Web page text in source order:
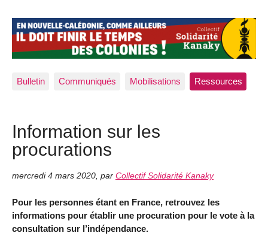
Bulletin Communiqués Mobilisations Ressources
Information sur les
procurations
mercredi 4 mars 2020, par Collectif Solidarité Kanaky
Pour les personnes étant en France, retrouvez les
informations pour établir une procuration pour le vote à la
consultation sur l’indépendance.